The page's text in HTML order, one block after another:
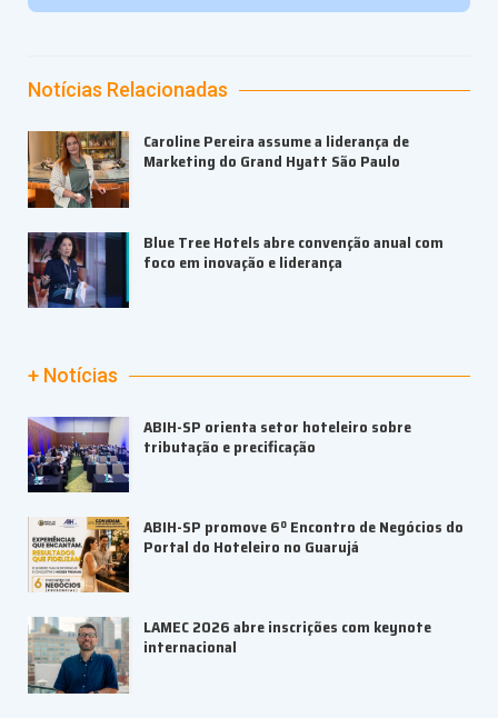
Notícias Relacionadas
Caroline Pereira assume a liderança de
Marketing do Grand Hyatt São Paulo
Blue Tree Hotels abre convenção anual com
foco em inovação e liderança
+ Notícias
ABIH-SP orienta setor hoteleiro sobre
tributação e precificação
ABIH-SP promove 6º Encontro de Negócios do
Portal do Hoteleiro no Guarujá
LAMEC 2026 abre inscrições com keynote
internacional